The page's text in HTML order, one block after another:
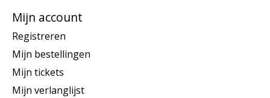
Mijn account
Registreren
Mijn bestellingen
Mijn tickets
Mijn verlanglijst